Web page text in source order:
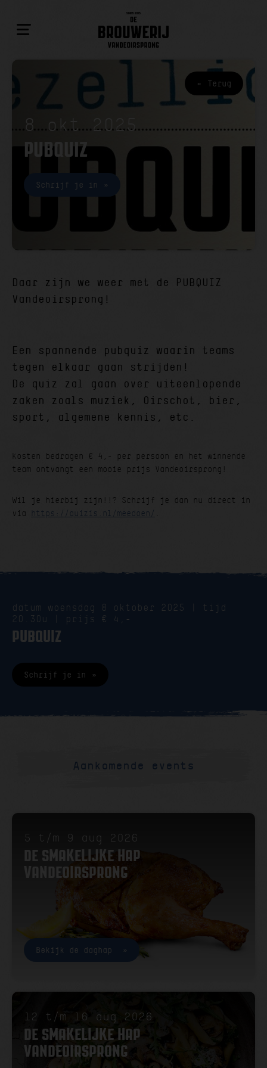
8 okt 2025
PUBQUIZ
Schrijf je in
Terug
Daar zijn we weer met de PUBQUIZ
Vandeoirsprong!
Een spannende pubquiz waarin teams
tegen elkaar gaan strijden!
De quiz zal gaan over uiteenlopende
zaken zoals muziek, Oirschot, bier,
sport, algemene kennis, etc.
Kosten bedragen € 4,- per persoon en het winnende
team ontvangt een mooie prijs Vandeoirsprong!
Wil je hierbij zijn!!? Schrijf je dan nu direct in
via
https://quizis.nl/meedoen/
datum woensdag 8 oktober 2025 | tijd
20.30u | prijs € 4,-
PUBQUIZ
Schrijf je in
Aankomende events
5 t/m 9 aug 2026
DE SMAKELIJKE HAP
VANDEOIRSPRONG
Bekijk de daghap
12 t/m 16 aug 2026
DE SMAKELIJKE HAP
VANDEOIRSPRONG